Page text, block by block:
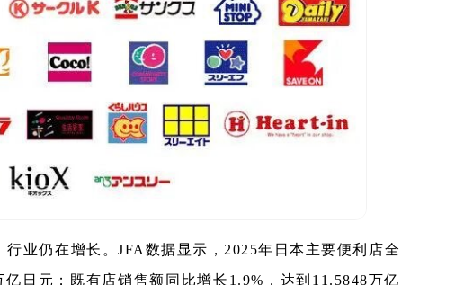
业仍在增长。JFA数据显示，2025年日本主要便利店全
日元；既有店销售额同比增长1.9%，达到11.5848万亿